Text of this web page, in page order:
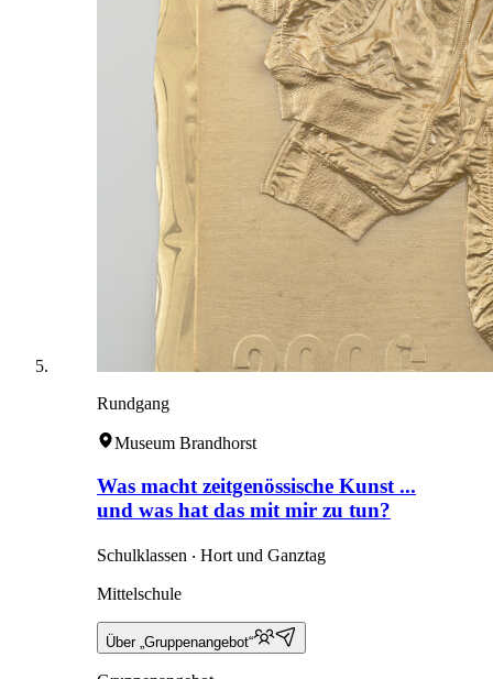
Rundgang
Museum Brandhorst
Was macht zeitgenössische Kunst ...
und was hat das mit mir zu tun?
Schulklassen ‧ Hort und Ganztag
Mittelschule
Über „Gruppenangebot“